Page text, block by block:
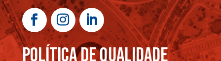
POLÍTICA DE QUALIDADE